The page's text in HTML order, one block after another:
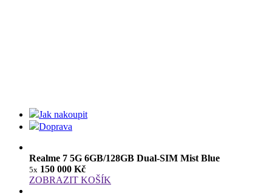
Jak nakoupit
Doprava
Realme 7 5G 6GB/128GB Dual-SIM Mist Blue
5x 150 000 Kč
ZOBRAZIT KOŠÍK